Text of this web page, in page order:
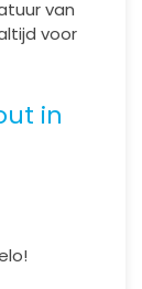
van
voor
in